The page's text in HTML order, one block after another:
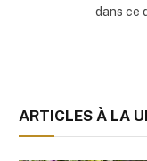
dans ce
ARTICLES À LA